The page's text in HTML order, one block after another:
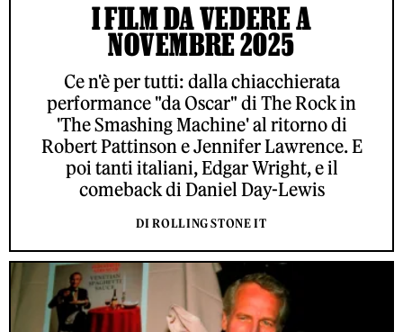
I FILM DA VEDERE A
NOVEMBRE 2025
Ce n'è per tutti: dalla chiacchierata
performance "da Oscar" di The Rock in
'The Smashing Machine' al ritorno di
Robert Pattinson e Jennifer Lawrence. E
poi tanti italiani, Edgar Wright, e il
comeback di Daniel Day-Lewis
DI ROLLING STONE IT